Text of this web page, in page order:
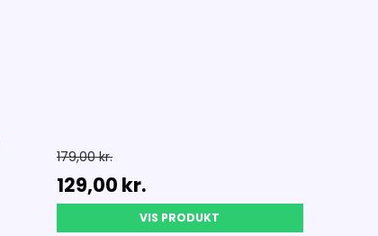
179,00 kr.
129,00 kr.
VIS PRODUKT